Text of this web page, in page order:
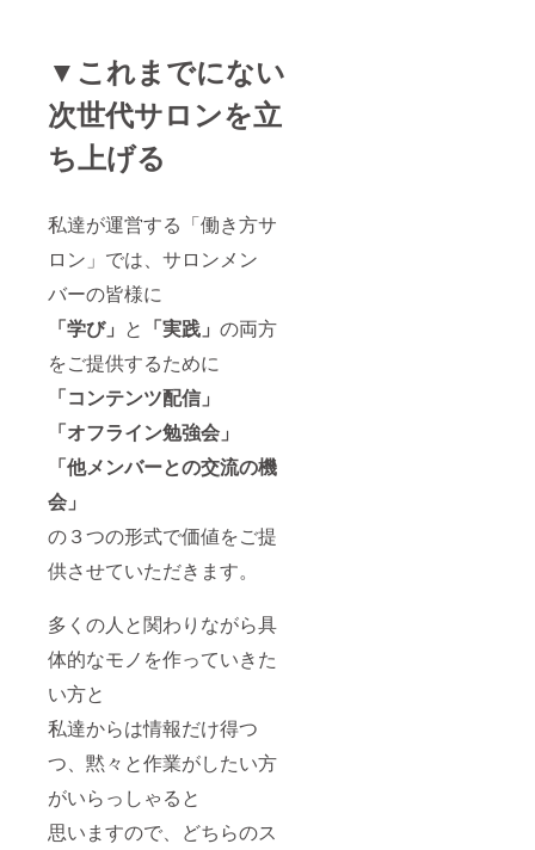
▼これまでにない
次世代サロンを立
ち上げる
私達が運営する「働き方サ
ロン」では、サロンメン
バーの皆様に
「学び」 と 「実践」 の両方
をご提供するために
「コンテンツ配信」
「オフライン勉強会」
「他メンバーとの交流の機
会」
の３つの形式で価値をご提
供させていただきます。
多くの人と関わりながら具
体的なモノを作っていきた
い方と
私達からは情報だけ得つ
つ、黙々と作業がしたい方
がいらっしゃると
思いますので、どちらのス